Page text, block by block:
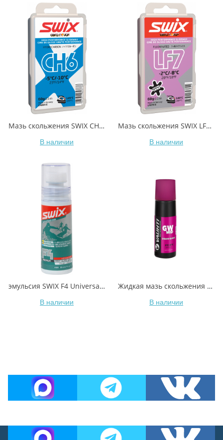
Мазь скольжения SWIX CH6X Blue -5C / -10C 60гр
В наличии
Мазь скольжения SWIX LF7X Violet -2C / -8C 60гр
В наличии
эмульсия SWIX F4 Universal Glide Wax, 80ml
В наличии
Жидкая мазь скольжения VAUHTI GW MID EV-341-LGWM +0/-5°C 80 мл
В наличии